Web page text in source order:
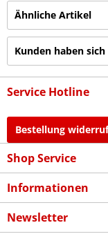
Ähnliche Artikel
Kunden haben
Service Hotline
Bestellung
Shop Service
Informationen
Newsletter